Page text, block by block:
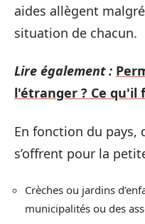
aides allègent
situation de chacun.
Lire également :
l'étranger ? Ce qu'il
En fonction du
s’offrent pour la
Crèches ou jardins
municipalités ou des